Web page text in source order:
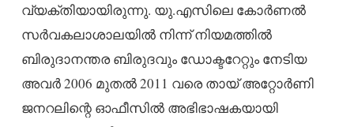
വ്യക്തിയായിരുന്നു. യു.എസിലെ കോർണൽ
സർവകലാശാലയിൽ നിന്ന് നിയമത്തിൽ
ബിരുദാനന്തര ബിരുദവും ഡോക്ടറേറ്റും നേടിയ
അവർ 2006 മുതൽ 2011 വരെ തായ് അറ്റോർണി
ജനറലിന്റെ ഓഫീസിൽ അഭിഭാഷകയായി